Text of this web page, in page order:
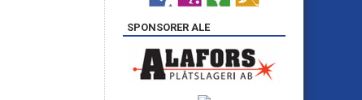
SPONSORER ALE